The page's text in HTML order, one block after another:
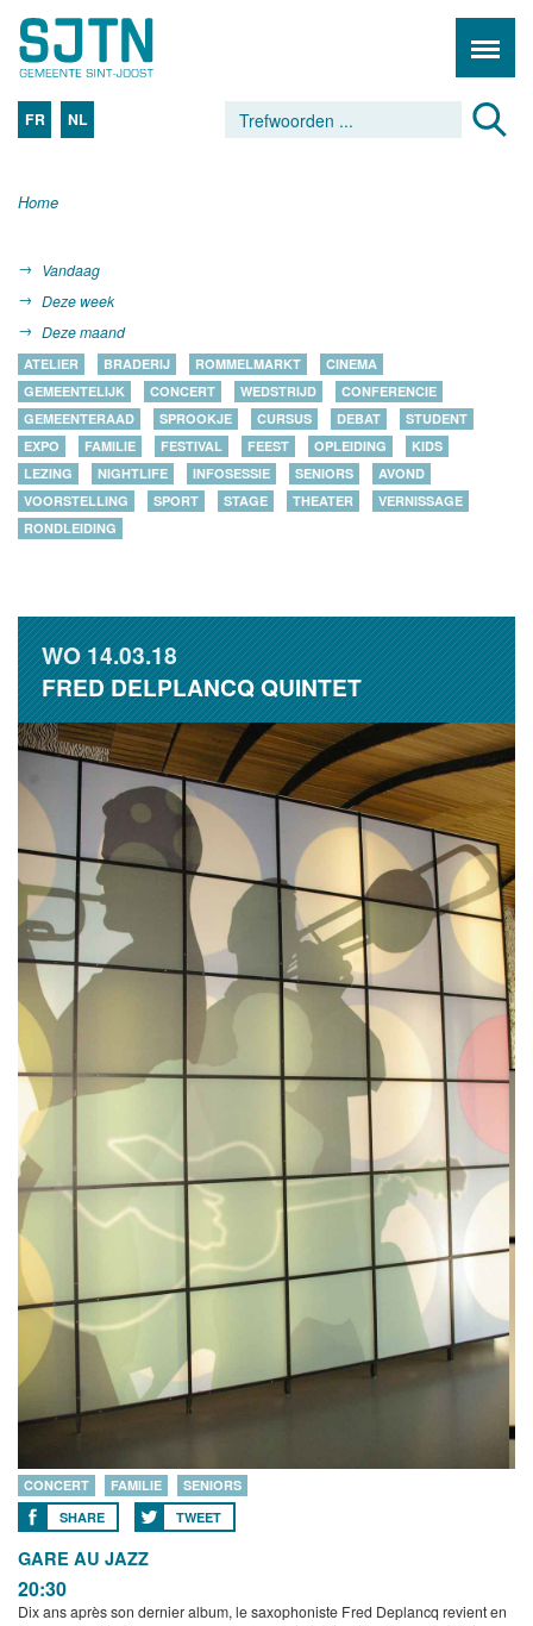
FR NL
Home
Vandaag
Deze week
Deze maand
ATELIER BRADERIJ ROMMELMARKT
CINEMA
GEMEENTELIJK
CONCERT WEDSTRIJD
CONFERENCIE
GEMEENTERAAD
SPROOKJE CURSUS DEBAT
STUDENT
EXPO
FAMILIE FESTIVAL FEEST OPLEIDING
KIDS
LEZING
NIGHTLIFE INFOSESSIE SENIORS
AVOND
VOORSTELLING
SPORT STAGE THEATER
VERNISSAGE
RONDLEIDING
WO14.03.18
FRED DELPLANCQ QUINTET
CONCERT FAMILIE
SENIORS
SHARE
TWEET
GARE AU JAZZ
20:30
Dix ans après son dernier album, le saxophoniste Fred Deplancq revient en